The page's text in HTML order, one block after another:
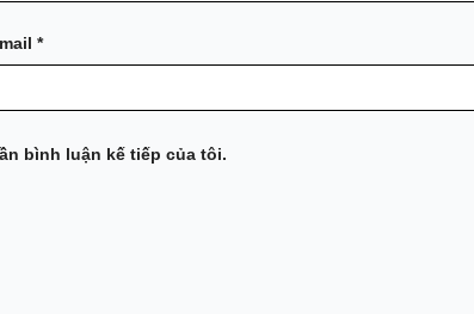
*
bình luận kế tiếp của tôi.